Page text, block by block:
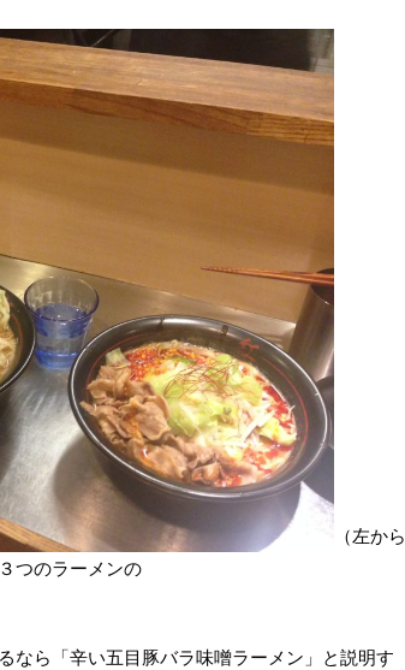
（左から
つのラーメンの
なら「辛い五目豚バラ味噌ラーメン」と説明す